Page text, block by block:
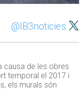
@IB3noticies
causa de les obres
temporal el 2017 i
els murals són